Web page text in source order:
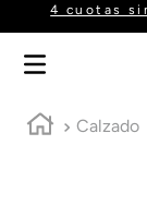
4 cuotas
Calzado